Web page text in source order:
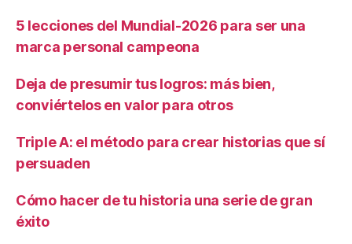
5 lecciones del Mundial-2026 para ser una
marca personal campeona
Deja de presumir tus logros: más bien,
conviértelos en valor para otros
Triple A: el método para crear historias que sí
persuaden
Cómo hacer de tu historia una serie de gran
éxito